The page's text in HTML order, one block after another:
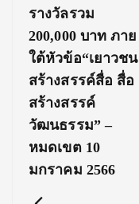
รางวัลรวม
200,000 บาท ภาย
ใต้หัวข้อ“เยาวชน
สร้างสรรค์สื่อ สื่อ
สร้างสรรค์
วัฒนธรรม” –
หมดเขต 10
มกราคม 2566